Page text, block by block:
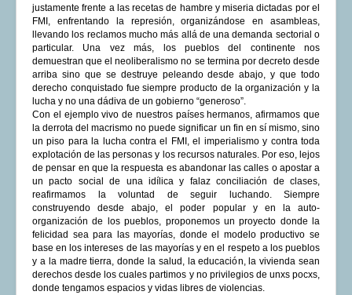
justamente frente a las recetas de hambre y miseria dictadas por el
FMI, enfrentando la represión, organizándose en asambleas,
llevando los reclamos mucho más allá de una demanda sectorial o
particular. Una vez más, los pueblos del continente nos
demuestran que el neoliberalismo no se termina por decreto desde
arriba sino que se destruye peleando desde abajo, y que todo
derecho conquistado fue siempre producto de la organización y la
lucha y no una dádiva de un gobierno “generoso”.
Con el ejemplo vivo de nuestros países hermanos, afirmamos que
la derrota del macrismo no puede significar un fin en sí mismo, sino
un piso para la lucha contra el FMI, el imperialismo y contra toda
explotación de las personas y los recursos naturales. Por eso, lejos
de pensar en que la respuesta es abandonar las calles o apostar a
un pacto social de una idílica y falaz conciliación de clases,
reafirmamos la voluntad de seguir luchando. Siempre
construyendo desde abajo, el poder popular y en la auto-
organización de los pueblos, proponemos un proyecto donde la
felicidad sea para las mayorías, donde el modelo productivo se
base en los intereses de las mayorías y en el respeto a los pueblos
y a la madre tierra, donde la salud, la educación, la vivienda sean
derechos desde los cuales partimos y no privilegios de unxs pocxs,
donde tengamos espacios y vidas libres de violencias.